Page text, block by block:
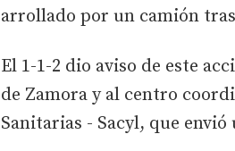
arrollado por un camión
El 1-1-2 dio aviso de este
de Zamora y al centro
Sanitarias - Sacyl, que